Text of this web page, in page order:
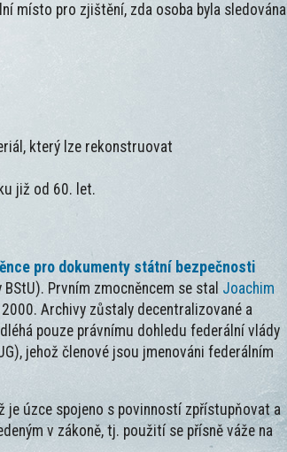
místo pro zjištění, zda osoba byla sledována
který lze rekonstruovat
již od 60. let.
pro dokumenty státní bezpečnosti
Prvním zmocněncem se stal Joachim
Archivy zůstaly decentralizované a
pouze právnímu dohledu federální vlády
jehož členové jsou jmenováni federálním
je úzce spojeno s povinností zpřístupňovat a
v zákoně, tj. použití se přísně váže na